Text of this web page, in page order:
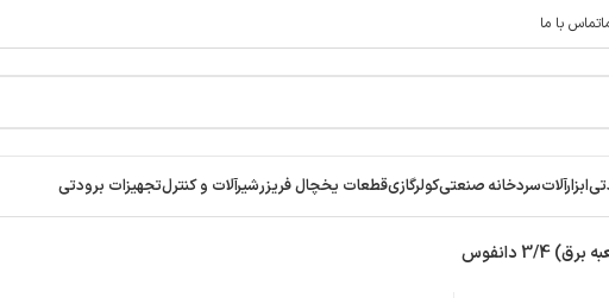
تماس با ما
ابزارآلاتسردخانه صنعتیکولرگازیقطعات یخچال فریزرشیرآلات و کنترلتجهیزات برودتی
3/4 دانفوس